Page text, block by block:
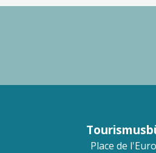
Place de